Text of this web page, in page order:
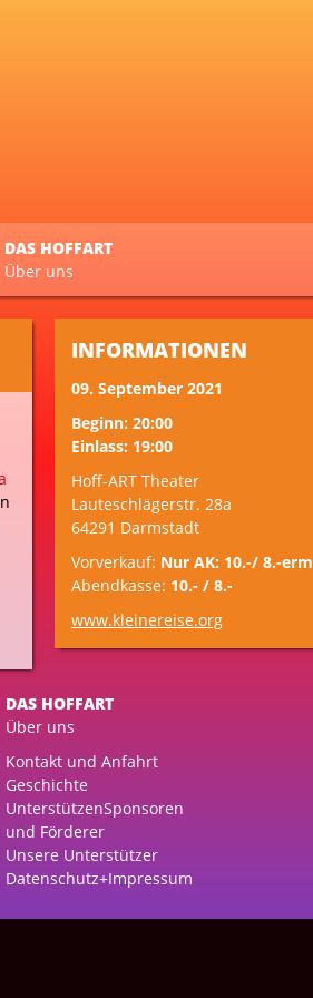
DAS HOFFART
Über uns
INFORMATIONEN
09. September 2021
Beginn: 20:00
Einlass: 19:00
Hoff-ART Theater
Lauteschlägerstr. 28a
64291 Darmstadt
Vorverkauf: Nur AK: 10.-/ 8.-erm
Abendkasse: 10.- / 8.-
www.kleinereise.org
DAS HOFFART
Über uns
Kontakt und Anfahrt
Geschichte
UnterstützenSponsoren
und Förderer
Unsere Unterstützer
Datenschutz+Impressum